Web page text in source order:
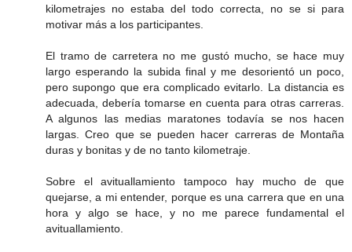
kilometrajes no estaba del todo correcta, no se si para
motivar más a los participantes.
El tramo de carretera no me gustó mucho, se hace muy
largo esperando la subida final y me desorientó un poco,
pero supongo que era complicado evitarlo. La distancia es
adecuada, debería tomarse en cuenta para otras carreras.
A algunos las medias maratones todavía se nos hacen
largas. Creo que se pueden hacer carreras de Montaña
duras y bonitas y de no tanto kilometraje.
Sobre el avituallamiento tampoco hay mucho de que
quejarse, a mi entender, porque es una carrera que en una
hora y algo se hace, y no me parece fundamental el
avituallamiento.